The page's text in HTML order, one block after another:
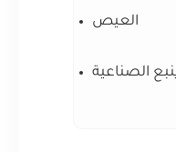
العيص
الصناعية